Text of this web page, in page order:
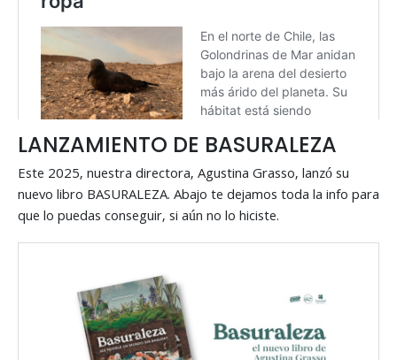
LANZAMIENTO DE BASURALEZA
Este 2025, nuestra directora, Agustina Grasso, lanzó su
nuevo libro BASURALEZA. Abajo te dejamos toda la info para
que lo puedas conseguir, si aún no lo hiciste.